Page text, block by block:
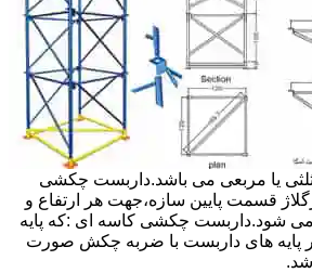
مثلثی ۱۲۰ سانتی متر بوده که دارای مقاطع افقی مثلثی یا مربعی می باشد.داربست چکشی
قسمت پایین سازه،جهت هر ارتفاع و
می شود.داربست چکشی کاسه ای :که پایه
پایه های داربست با ضربه چکش صورت